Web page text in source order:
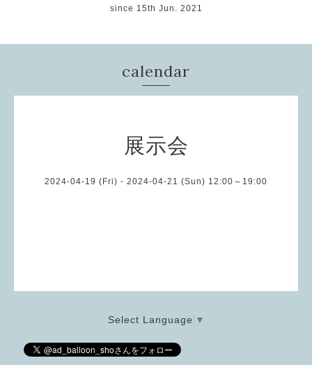
since 15th Jun. 2021
calendar
展示会
2024-04-19 (Fri) - 2024-04-21 (Sun) 12:00～19:00
Select Language ▼